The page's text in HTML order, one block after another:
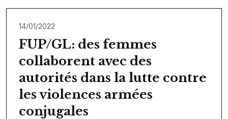
14/01/2022
FUP/GL: des femmes
collaborent avec des
autorités dans la lutte contre
les violences armées
conjugales